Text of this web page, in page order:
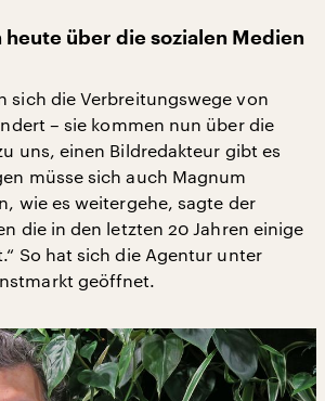
heute über die sozialen Medien
sich die Verbreitungswege von
– sie kommen nun über die
uns, einen Bildredakteur gibt es
müsse sich auch Magnum
wie es weitergehe, sagte der
die in den letzten 20 Jahren einige
So hat sich die Agentur unter
geöffnet.